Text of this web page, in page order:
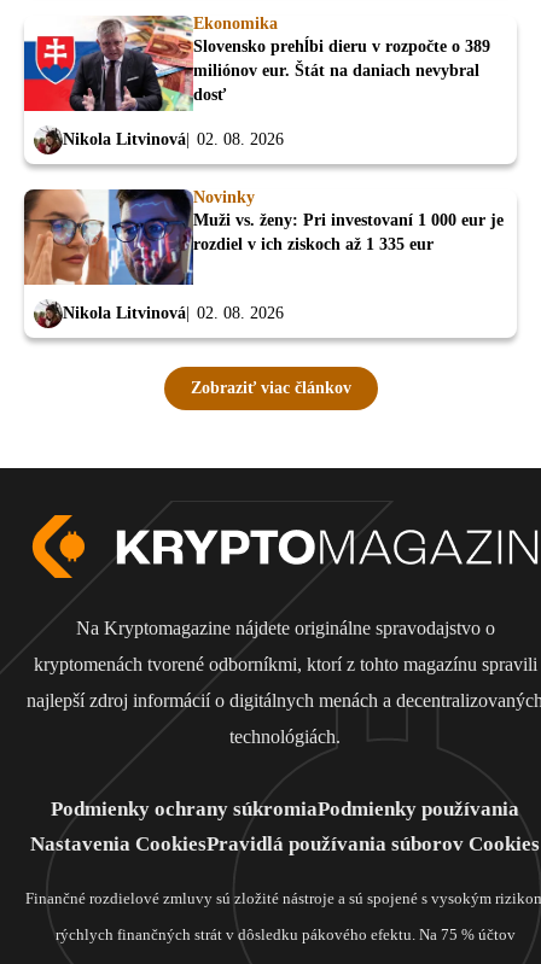
Ekonomika
Slovensko prehĺbi dieru v rozpočte o 389
miliónov eur. Štát na daniach nevybral
dosť
Nikola Litvinová 02. 08. 2026
Novinky
Muži vs. ženy: Pri investovaní 1 000 eur je
rozdiel v ich ziskoch až 1 335 eur
Nikola Litvinová 02. 08. 2026
Zobraziť viac článkov
Na Kryptomagazine nájdete originálne spravodajstvo o
kryptomenách tvorené odborníkmi, ktorí z tohto magazínu spravili
najlepší zdroj informácií o digitálnych menách a
technológiách.
Podmienky ochrany súkromiaPodmienky používania
Nastavenia CookiesPravidlá používania súborov Cookies
Finančné rozdielové zmluvy sú zložité nástroje a sú spojené s vysokým
rýchlych finančných strát v dôsledku pákového efektu. Na 75 % účtov